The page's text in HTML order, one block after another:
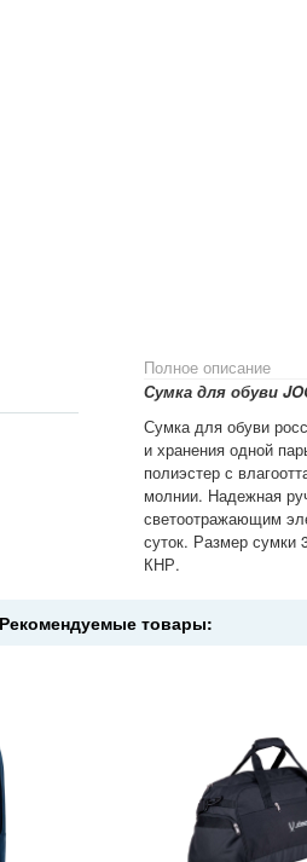
Полное описание
Сумка для обуви
Сумка для обуви
и хранения одной
полиэстер с
молнии. Надежная
светоотражающим
суток. Размер сумки
КНР.
Рекомендуемые товары: